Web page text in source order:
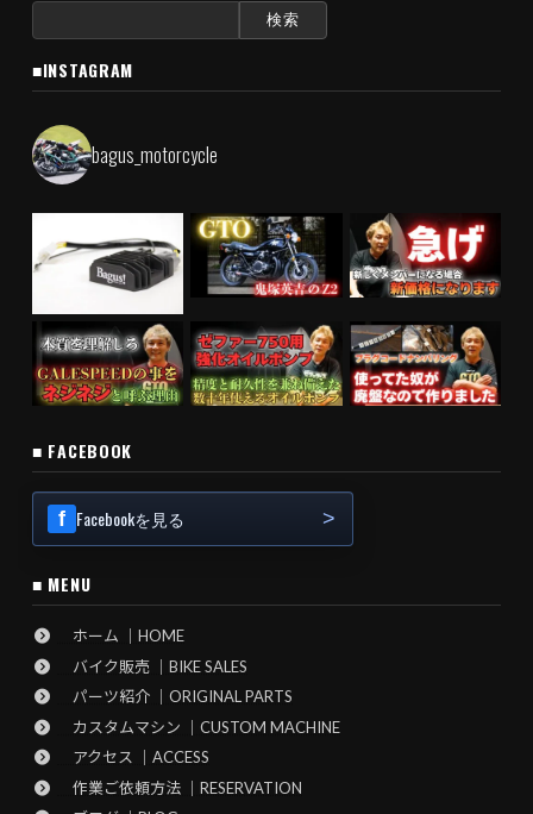
検
■INSTAGRAM
bagus_motorcycle
■ FACEBOOK
Facebookを見る
■ MENU
ホーム ｜HOME
バイク販売 ｜BIKE SALES
パーツ紹介 ｜ORIGINAL PARTS
カスタムマシン ｜CUSTOM MACHINE
アクセス ｜ACCESS
作業ご依頼方法 ｜RESERVATION